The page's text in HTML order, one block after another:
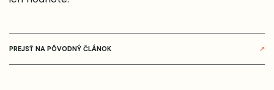
PREJSŤ NA PÔVODNÝ ČLÁNOK ↗